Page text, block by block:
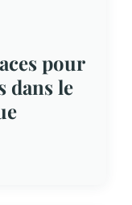
pour
dans le